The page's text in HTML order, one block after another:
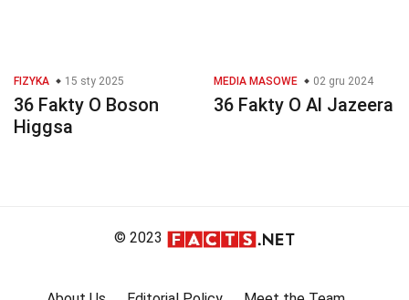
FIZYKA 15 sty 2025
36 Fakty O Boson
Higgsa
MEDIA MASOWE 02 gru 2024
36 Fakty O Al Jazeera
© 2023